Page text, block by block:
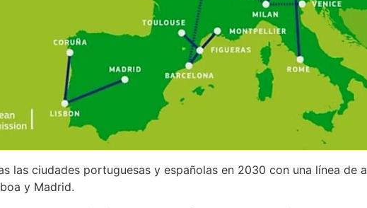
las ciudades portuguesas y españolas en 2030 con una línea
y Madrid.